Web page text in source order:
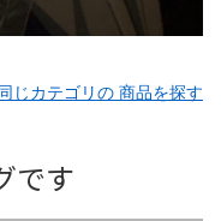
じカテゴリの 商品を探す
です